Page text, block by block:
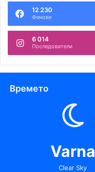
12 230
Фенове
6 014
Последователи
Времето
Varna
Clear Sky